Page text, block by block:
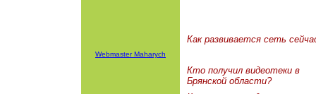
Webmaster Maharych
Как развивается сеть
Кто получил видеотеки в
Брянской области?